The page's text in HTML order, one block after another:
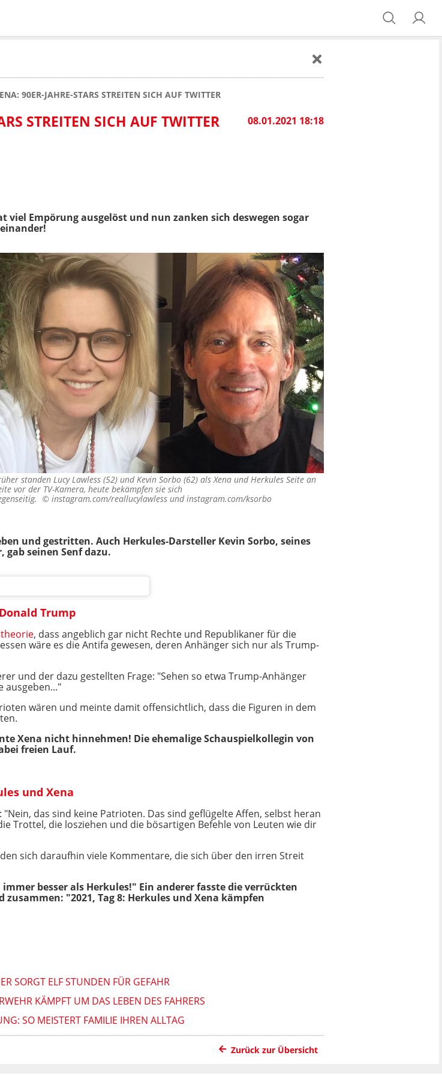
90ER-JAHRE-STARS STREITEN SICH AUF TWITTER
08.01.2021 18:18
STREITEN SICH AUF TWITTER
viel Empörung ausgelöst und nun zanken sich deswegen sogar
standen Lucy Lawless (52) und Kevin Sorbo (62) als Xena und Herkules Seite an
vor der TV-Kamera, heute bekämpfen sie sich
© instagram.com/reallucylawless und instagram.com/ksorbo
und gestritten. Auch Herkules-Darsteller Kevin Sorbo, seines
seinen Senf dazu.
Trump
, dass angeblich gar nicht Rechte und Republikaner für die
wäre es die Antifa gewesen, deren Anhänger sich nur als Trump-
und der dazu gestellten Frage: "Sehen so etwa Trump-Anhänger
ausgeben..."
wären und meinte damit offensichtlich, dass die Figuren in dem
Xena nicht hinnehmen! Die ehemalige Schauspielkollegin von
freien Lauf.
und Xena
das sind keine Patrioten. Das sind geflügelte Affen, selbst heran
Trottel, die losziehen und die bösartigen Befehle von Leuten wie dir
sich daraufhin viele Kommentare, die sich über den irren Streit
besser als Herkules!" Ein anderer fasste die verrückten
"2021, Tag 8: Herkules und Xena kämpfen
SORGT ELF STUNDEN FÜR GEFAHR
KÄMPFT UM DAS LEBEN DES FAHRERS
SO MEISTERT FAMILIE IHREN ALLTAG
Zurück zur Übersicht